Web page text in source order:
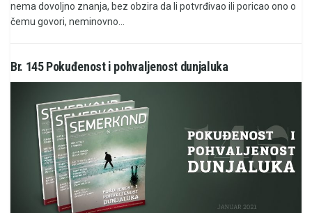
nema dovoljno znanja, bez obzira da li potvrđivao ili poricao ono o
čemu govori, neminovno...
Br. 145 Pokuđenost i pohvaljenost dunjaluka